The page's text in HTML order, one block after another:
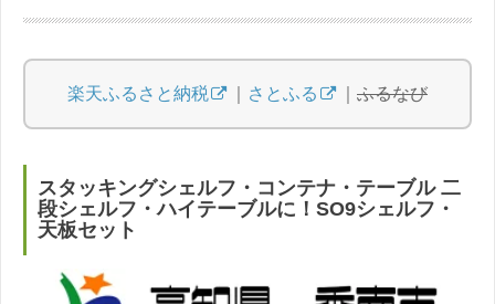
楽天ふるさと納税 さとふる ふるなび
スタッキングシェルフ・コンテナ・テーブル 二
段シェルフ・ハイテーブルに！SO9シェルフ・
天板セット